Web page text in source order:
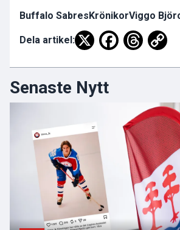
Buffalo SabresKrönikorViggo
Dela artikel:
Senaste Nytt